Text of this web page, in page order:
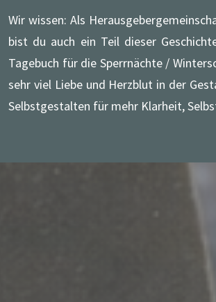
Wir wissen: Als
bist du auch ein Teil dieser
Tagebuch für die Sperrnächte /
sehr viel Liebe und Herzblut in der
Selbstgestalten für mehr Klarheit,